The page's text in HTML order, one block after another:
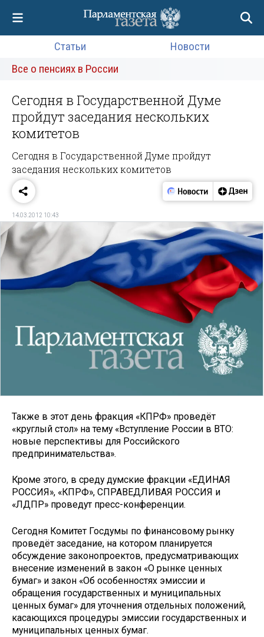
Статьи
Новости
Все о пенсиях в России
Сегодня в Государственной Думе
пройдут заседания нескольких
комитетов
Сегодня в Государственной Думе пройдут
заседания нескольких комитетов
14.03.2012 10:43
Также в этот день фракция «КПРФ» проведёт
«круглый стол» на тему «Вступление России в ВТО:
новые перспективы для Российского
предпринимательства».
Кроме этого, в среду думские фракции «ЕДИНАЯ
РОССИЯ», «КПРФ», СПРАВЕДЛИВАЯ РОССИЯ и
«ЛДПР» проведут пресс-конференции.
Сегодня Комитет Госдумы по финансовому рынку
проведёт заседание, на котором планируется
обсуждение законопроектов, предусматривающих
внесение изменений в закон «О рынке ценных
бумаг» и закон «Об особенностях эмиссии и
обращения государственных и муниципальных
ценных бумаг» для уточнения отдельных положений,
касающихся процедуры эмиссии государственных и
муниципальных ценных бумаг.